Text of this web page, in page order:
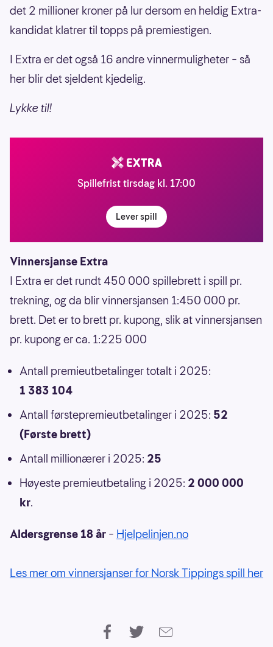
det 2 millioner kroner på lur dersom en heldig Extra-
kandidat klatrer til topps på premiestigen.
I Extra er det også 16 andre vinnermuligheter – så
her blir det sjeldent kjedelig.
Lykke til!
Spillefrist tirsdag kl. 17:00
Lever spill
Vinnersjanse Extra
I Extra er det rundt 450 000 spillebrett i spill pr.
trekning, og da blir vinnersjansen 1:450 000 pr.
brett. Det er to brett pr. kupong, slik at vinnersjansen
pr. kupong er ca. 1:225 000
Antall premieutbetalinger totalt i 2025:
1 383 104
Antall førstepremieutbetalinger i 2025: 52
(Første brett)
Antall millionærer i 2025: 25
Høyeste premieutbetaling i 2025: 2 000 000
kr.
Aldersgrense 18 år – Hjelpelinjen.no
Les mer om vinnersjanser for Norsk Tippings spill her